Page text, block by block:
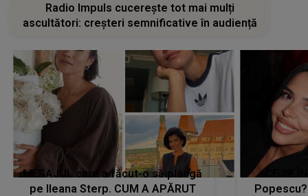
Radio Impuls cucerește tot mai mulți
ascultători: creșteri semnificative în audiență
MESAJUL care a făcut-o să plângă
pe Ileana Sterp. CUM A APĂRUT